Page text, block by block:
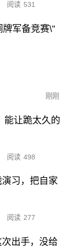
阅读 531
军备竞赛\"
刚刚
能让跪太久的
阅读 498
习，把自家
阅读 277
出手，没给